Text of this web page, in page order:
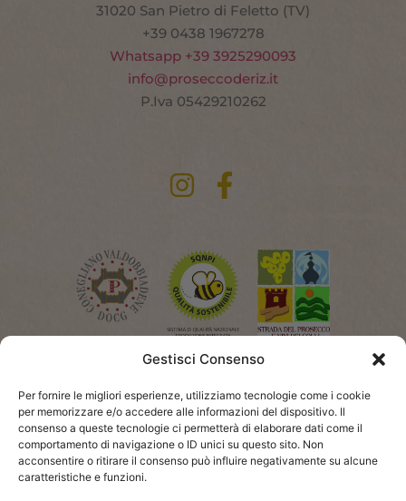
Gestisci Consenso
Per fornire le migliori esperienze, utilizziamo tecnologie come i cookie
per memorizzare e/o accedere alle informazioni del dispositivo. Il
consenso a queste tecnologie ci permetterà di elaborare dati come il
comportamento di navigazione o ID unici su questo sito. Non
acconsentire o ritirare il consenso può influire negativamente su alcune
caratteristiche e funzioni.
31020 San Pietro di Feletto (TV)
+39 0438 1967278
Whatsapp +39 3925290093
info@proseccoderiz.it
P.Iva 05429210262